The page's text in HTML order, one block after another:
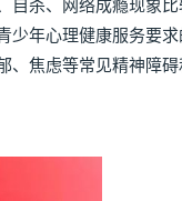
年心理健康服务要
焦虑等常见精神障